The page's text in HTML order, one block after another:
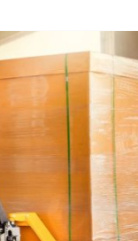
de
ERP